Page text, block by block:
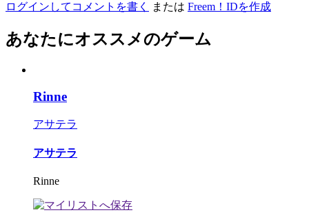
ログインしてコメントを書く または Freem！IDを作成
あなたにオススメのゲーム
Rinne
アサテラ
アサテラ
Rinne